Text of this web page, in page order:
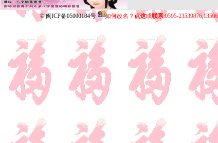
© 闽ICP备05000184号 如何改名？ 点这或联系:0595-